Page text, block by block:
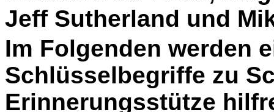
Jeff Sutherland und
Im Folgenden werden
Schlüsselbegriffe zu
Erinnerungsstütze